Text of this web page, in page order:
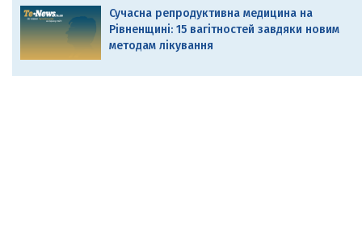
Сучасна репродуктивна медицина на
Рівненщині: 15 вагітностей завдяки новим
методам лікування